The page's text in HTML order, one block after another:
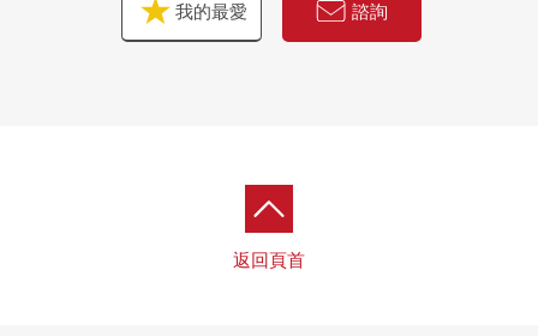
我的最愛 諮詢
返回頁首